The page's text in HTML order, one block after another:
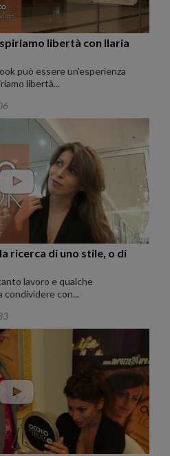
libertà con Ilaria
può essere un'esperienza
libertà...
ricerca di uno stile, o di
lavoro e qualche
condividere con...